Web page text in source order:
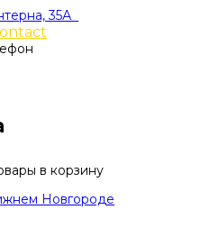
35А
в корзину